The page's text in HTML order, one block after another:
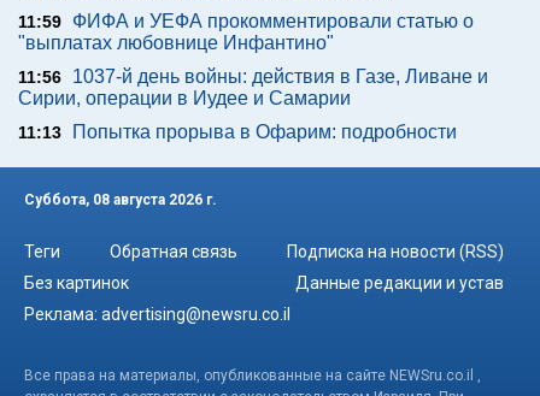
11:59
ФИФА и УЕФА прокомментировали статью о
"выплатах любовнице Инфантино"
11:56
1037-й день войны: действия в Газе, Ливане и
Сирии, операции в Иудее и Самарии
11:13 Попытка прорыва в Офарим: подробности
Суббота, 08 августа 2026 г.
Теги Обратная связь
Подписка на новости (RSS)
Без картинок
Данные редакции и устав
Реклама: advertising@newsru.co.il
Все права на материалы, опубликованные на сайте NEWSru.co.il ,